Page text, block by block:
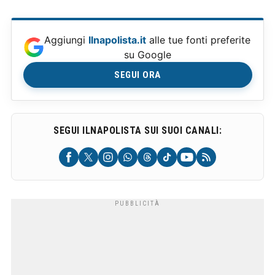
Aggiungi Ilnapolista.it alle tue fonti preferite
su Google
SEGUI ORA
SEGUI ILNAPOLISTA SUI SUOI CANALI: